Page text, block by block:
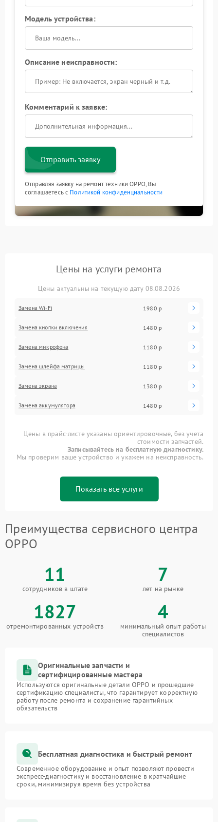
Модель устройства:
Описание неисправности:
Комментарий к заявке:
Отправить заявку
Отправляя заявку на ремонт техники OPPO, Вы
соглашаетесь с Политикой конфиденциальности
Цены на услуги ремонта
Цены актуальны на текущую дату 08.08.2026
Замена Wi-Fi 1980 р
Замена кнопки включения 1480 р
Замена микрофона 1180 р
Замена шлейфа матрицы 1180 р
Замена экрана 1380 р
Замена аккумулятора 1480 р
Цены в прайс-листе указаны ориентировочные, без учета
стоимости запчастей.
Записывайтесь на бесплатную диагностику.
Мы проверим ваше устройство и укажем на неисправность.
Показать все услуги
Преимущества сервисного центра
OPPO
11
сотрудников в штате
7
лет на рынке
1827
отремонтированных устройств
4
минимальный опыт работы
специалистов
Оригинальные запчасти и
сертифицированные мастера
Используются оригинальные детали OPPO и прошедшие
сертификацию специалисты, что гарантирует корректную
работу после ремонта и сохранение гарантийных
обязательств
Бесплатная диагностика и быстрый ремонт
Современное оборудование и опыт позволяют провести
экспресс-диагностику и восстановление в кратчайшие
сроки, минимизируя время без устройства